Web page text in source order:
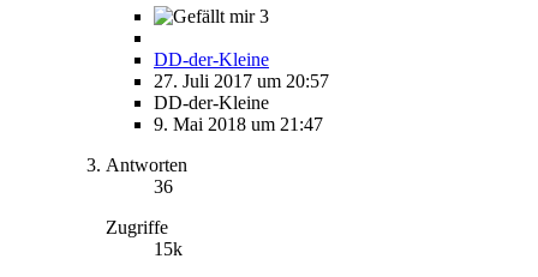
3
DD-der-Kleine
27. Juli 2017 um 20:57
DD-der-Kleine
9. Mai 2018 um 21:47
Antworten
36
Zugriffe
15k